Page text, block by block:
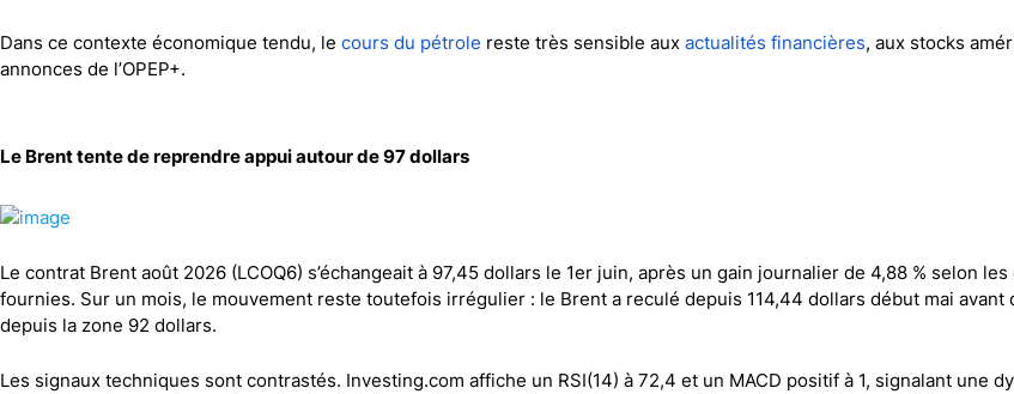
Dans ce contexte économique tendu, le cours du pétrole reste très sensible aux actualités financières, aux stocks
annonces de l’OPEP+.
Le Brent tente de reprendre appui autour de 97 dollars
Le contrat Brent août 2026 (LCOQ6) s’échangeait à 97,45 dollars le 1er juin, après un gain journalier de 4,88 % selon
fournies. Sur un mois, le mouvement reste toutefois irrégulier : le Brent a reculé depuis 114,44 dollars début mai avant
depuis la zone 92 dollars.
Les signaux techniques sont contrastés. Investing.com affiche un RSI(14) à 72,4 et un MACD positif à 1, signalant une